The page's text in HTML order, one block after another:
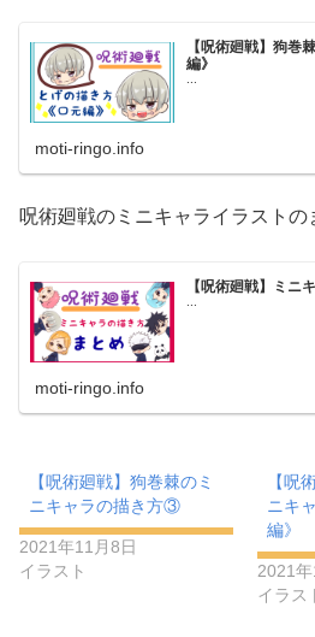
【呪術廻戦】狗巻
編》
moti-ringo.info
呪術廻戦のミニキャライラストの
【呪術廻戦】ミニ
moti-ringo.info
【呪術廻戦】狗巻棘のミ
ニキャラの描き方③
2021年11月8日
イラスト
【呪
ニキ
編》
2021
イラス